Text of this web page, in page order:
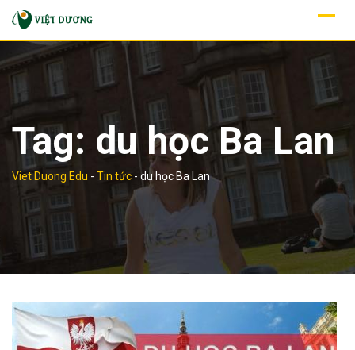
Skip
content
Tag: du học Ba Lan
Viet Duong Edu - Tin tức - du học Ba Lan